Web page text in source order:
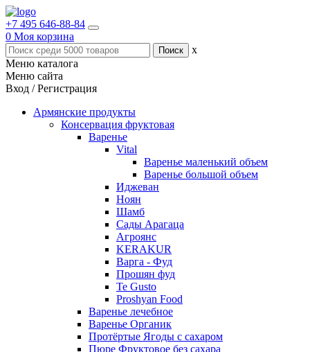
+7 495 646-88-84
0 Моя корзина
x
Меню каталога
Меню сайта
Вход / Регистрация
Армянские продукты
Консервация фруктовая
Варенье
Vital
Варенье маленький объем
Варенье большой объем
Иджеван
Ноян
Шамб
Сады Арагаца
Агроянс
KERAKUR
Варга - Фуд
Прошян фуд
Te Gusto
Proshyan Food
Варенье лечебное
Варенье Органик
Протёртые Ягоды с сахаром
Пюре Фруктовое без сахара